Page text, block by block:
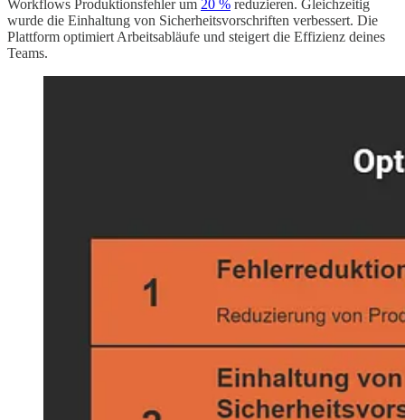
Workflows Produktionsfehler um 20 % reduzieren. Gleichzeitig
wurde die Einhaltung von Sicherheitsvorschriften verbessert. Die
Plattform optimiert Arbeitsabläufe und steigert die Effizienz deines
Teams.